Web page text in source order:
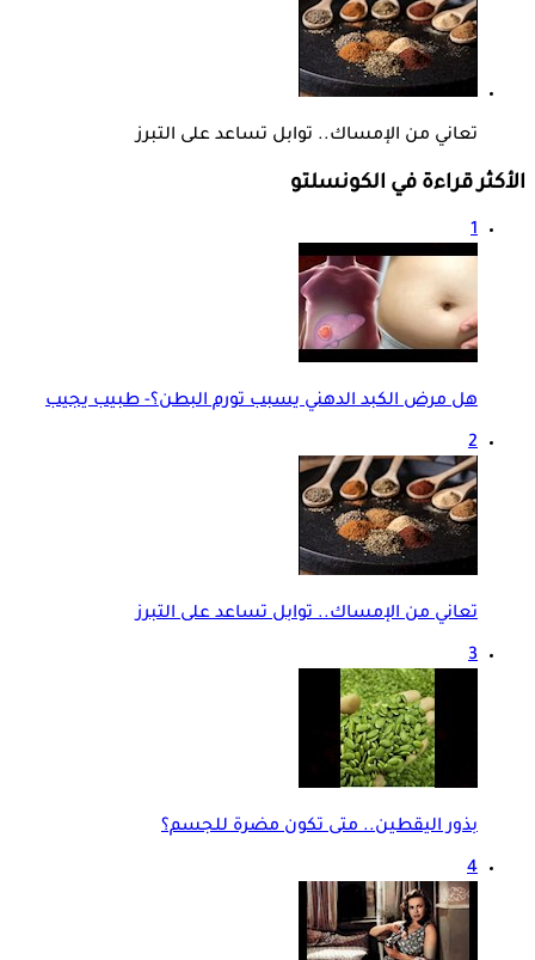
تعاني من الإمساك.. توابل تساعد على التبرز
الأكثر قراءة في الكونسلتو
1
هل مرض الكبد الدهني يسبب تورم البطن؟- طبيب يجيب
2
تعاني من الإمساك.. توابل تساعد على التبرز
3
بذور اليقطين.. متى تكون مضرة للجسم؟
4